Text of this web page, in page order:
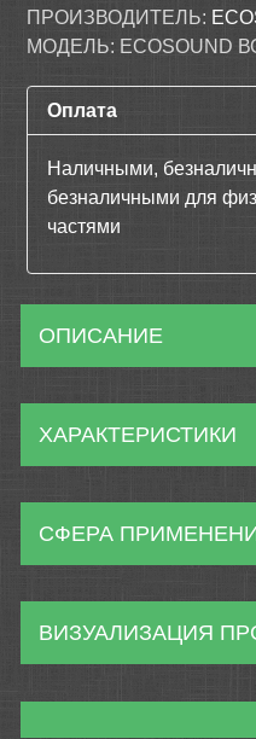
ПРОИЗВОДИТЕЛЬ:
МОДЕЛЬ: ECOSOUND
Оплата
Наличными,
безналичными для
частями
ОПИСАНИЕ
ХАРАКТЕРИСТИКИ
СФЕРА
ВИЗУАЛИЗАЦИЯ